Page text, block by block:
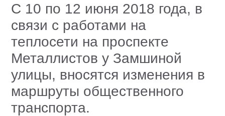
С 10 по 12 июня 2018 года, в
связи с работами на
теплосети на проспекте
Металлистов у Замшиной
улицы, вносятся изменения в
маршруты общественного
транспорта.